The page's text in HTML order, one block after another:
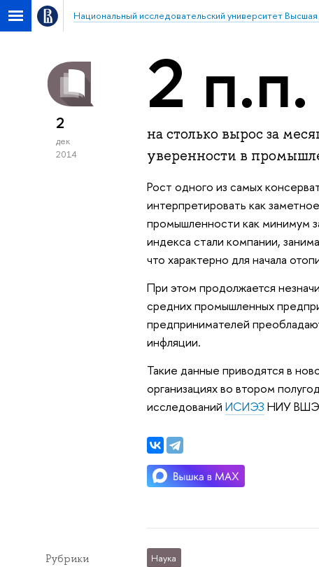
Национальный исследовательский университет
2
дек
2014
2 п.п.
на столько вырос за
уверенности в
Рост одного из самых
интерпретировать как
промышленности как минимум
индекса стали компании,
что характерно для начала
При этом продолжается
средних промышленных
предпринимателей
инфляции.
Такие данные приводятся в
организациях во втором
исследований ИСИЭЗ НИУ
Рубрики Наука